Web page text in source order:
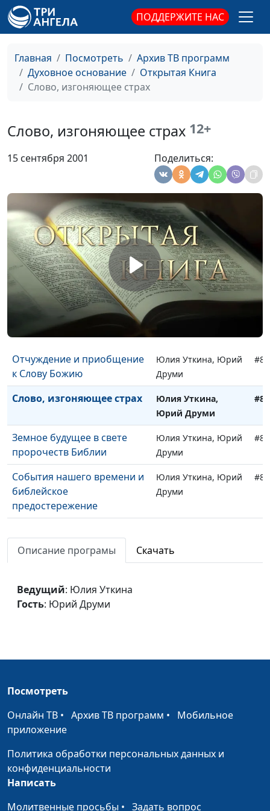
ПОДДЕРЖИТЕ НАС
Главная Посмотреть
Архив ТВ программ
Духовное основание
Открытая Книга
Слово, изгоняющее страх
Слово, изгоняющее страх 12+
15 сентября 2001 Поделиться:
Библейское понимание
счастья
Юлия Уткина,
Александр
Христианская свобода
Юлия Уткина,
Александр
Александр
Юлия Уткина,
Лисичный
Исцеление одержимого
сына
Юлия Уткина,
Александр
Лисичный
Драгоценное миро
Юлия Уткина, Юрий
Друми
#91
О восприятии Слова
Божьего
Юлия Уткина, Юрий
Отчуждение и приобщение
к Слову Божию
Юлия Уткина, Юрий
Друми
#89
Слово, изгоняющее страх
Юлия Уткина,
Юрий Друми
#86
Земное будущее в свете
пророчеств Библии
Юлия Уткина, Юрий
Друми
#85
События нашего времени и
библейское
предостережение
Юлия Уткина, Юрий
Друми
#84
Описание програмы Скачать
Ведущий: Юлия Уткина
Гость: Юрий Друми
Посмотреть
Онлайн ТВ • Архив ТВ программ • Мобильное
приложение
Политика обработки персональных данных и
конфиденциальности
Написать
Молитвенные просьбы • Задать вопрос